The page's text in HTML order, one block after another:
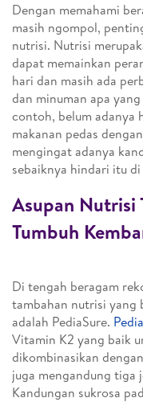
Dengan memahami
masih ngompol,
nutrisi. Nutrisi
dapat memainkan
hari dan masih ada
dan minuman apa
contoh, belum adanya
makanan pedas
mengingat adanya
sebaiknya hindari itu
Asupan Nutrisi
Tumbuh
Di tengah beragam
tambahan nutrisi yang
adalah PediaSure.
Vitamin K2 yang baik
dikombinasikan
juga mengandung tiga
Kandungan sukrosa